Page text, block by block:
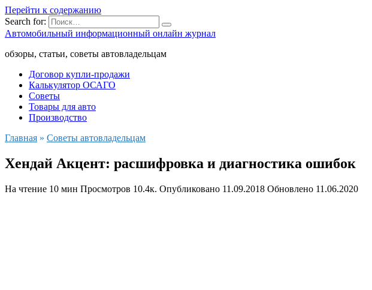
Перейти к содержанию
Search for:
Автомобильный информационный онлайн журнал
обзоры, статьи, советы автовладельцам
Договор купли-продажи
Калькулятор ОСАГО
Советы
Товары для авто
Производство
Главная » Советы автовладельцам
Хендай Акцент: расшифровка и диагностика ошибок
На чтение 10 мин Просмотров 10.4к. Опубликовано 11.09.2018 Обновлено 11.06.2020